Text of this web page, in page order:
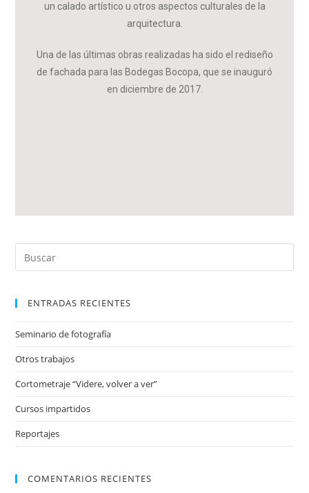
un calado artístico u otros aspectos culturales de la
arquitectura.
Una de las últimas obras realizadas ha sido el rediseño
de fachada para las Bodegas Bocopa, que se inauguró
en diciembre de 2017.
ENTRADAS RECIENTES
Seminario de fotografía
Otros trabajos
Cortometraje “Videre, volver a ver”
Cursos impartidos
Reportajes
COMENTARIOS RECIENTES